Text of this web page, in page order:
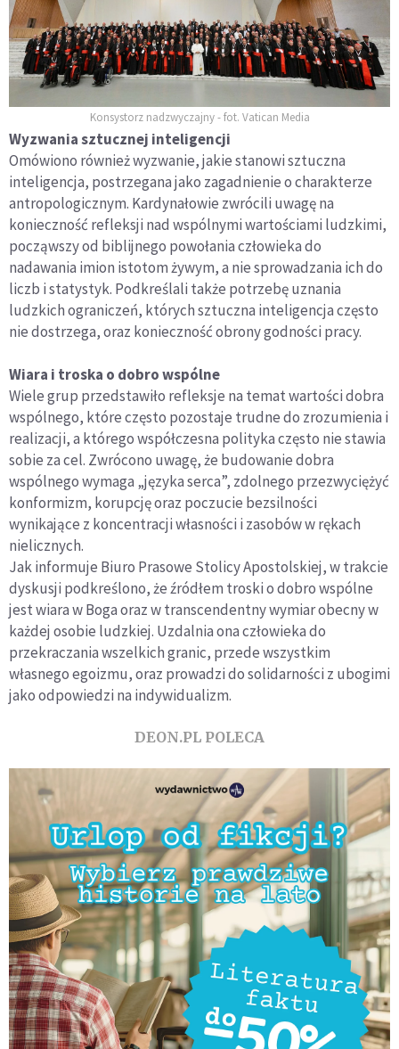
Konsystorz nadzwyczajny - fot. Vatican Media
Wyzwania sztucznej inteligencji
Omówiono również wyzwanie, jakie stanowi sztuczna
inteligencja, postrzegana jako zagadnienie o charakterze
antropologicznym. Kardynałowie zwrócili uwagę na
konieczność refleksji nad wspólnymi wartościami ludzkimi,
począwszy od biblijnego powołania człowieka do
nadawania imion istotom żywym, a nie sprowadzania ich do
liczb i statystyk. Podkreślali także potrzebę uznania
ludzkich ograniczeń, których sztuczna inteligencja często
nie dostrzega, oraz konieczność obrony godności pracy.
Wiara i troska o dobro wspólne
Wiele grup przedstawiło refleksje na temat wartości dobra
wspólnego, które często pozostaje trudne do zrozumienia i
realizacji, a którego współczesna polityka często nie stawia
sobie za cel. Zwrócono uwagę, że budowanie dobra
wspólnego wymaga „języka serca”, zdolnego przezwyciężyć
konformizm, korupcję oraz poczucie bezsilności
wynikające z koncentracji własności i zasobów w rękach
nielicznych.
Jak informuje Biuro Prasowe Stolicy Apostolskiej, w trakcie
dyskusji podkreślono, że źródłem troski o dobro wspólne
jest wiara w Boga oraz w transcendentny wymiar obecny w
każdej osobie ludzkiej. Uzdalnia ona człowieka do
przekraczania wszelkich granic, przede wszystkim
własnego egoizmu, oraz prowadzi do solidarności z ubogimi
jako odpowiedzi na indywidualizm.
DEON.PL POLECA